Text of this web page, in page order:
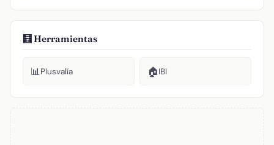
🧮 Herramientas
📊Plusvalía 🏠IBI